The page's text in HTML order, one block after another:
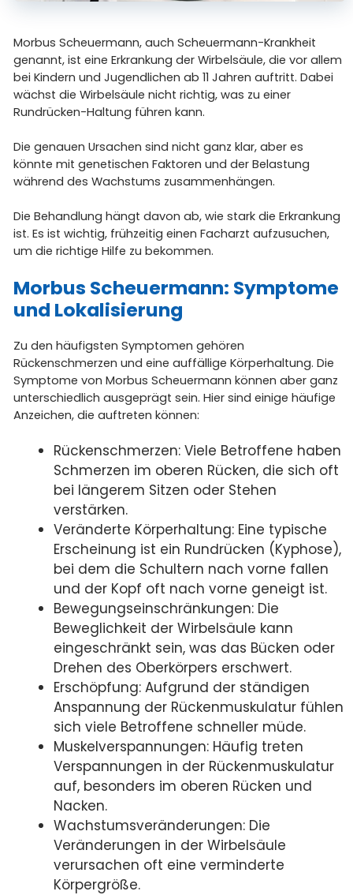
Morbus Scheuermann, auch Scheuermann-Krankheit
genannt, ist eine Erkrankung der Wirbelsäule, die vor allem
bei Kindern und Jugendlichen ab 11 Jahren auftritt. Dabei
wächst die Wirbelsäule nicht richtig, was zu einer
Rundrücken-Haltung führen kann.
Die genauen Ursachen sind nicht ganz klar, aber es
könnte mit genetischen Faktoren und der Belastung
während des Wachstums zusammenhängen.
Die Behandlung hängt davon ab, wie stark die Erkrankung
ist. Es ist wichtig, frühzeitig einen Facharzt aufzusuchen,
um die richtige Hilfe zu bekommen.
Morbus Scheuermann: Symptome
und Lokalisierung
Zu den häufigsten Symptomen gehören
Rückenschmerzen und eine auffällige Körperhaltung. Die
Symptome von Morbus Scheuermann können aber ganz
unterschiedlich ausgeprägt sein. Hier sind einige häufige
Anzeichen, die auftreten können:
Rückenschmerzen: Viele Betroffene haben
Schmerzen im oberen Rücken, die sich oft
bei längerem Sitzen oder Stehen
verstärken.
Veränderte Körperhaltung: Eine typische
Erscheinung ist ein Rundrücken (Kyphose),
bei dem die Schultern nach vorne fallen
und der Kopf oft nach vorne geneigt ist.
Bewegungseinschränkungen: Die
Beweglichkeit der Wirbelsäule kann
eingeschränkt sein, was das Bücken oder
Drehen des Oberkörpers erschwert.
Erschöpfung: Aufgrund der ständigen
Anspannung der Rückenmuskulatur fühlen
sich viele Betroffene schneller müde.
Muskelverspannungen: Häufig treten
Verspannungen in der Rückenmuskulatur
auf, besonders im oberen Rücken und
Nacken.
Wachstumsveränderungen: Die
Veränderungen in der Wirbelsäule
verursachen oft eine verminderte
Körpergröße.